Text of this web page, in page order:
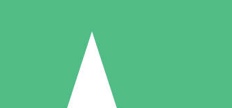
5 Descargas
15